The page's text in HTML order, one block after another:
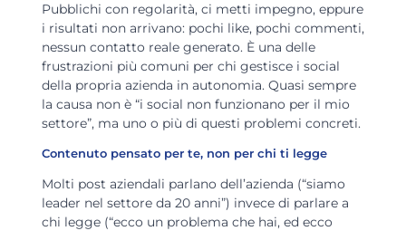
Pubblichi con regolarità, ci metti impegno, eppure
i risultati non arrivano: pochi like, pochi commenti,
nessun contatto reale generato. È una delle
frustrazioni più comuni per chi gestisce i social
della propria azienda in autonomia. Quasi sempre
la causa non è “i social non funzionano per il mio
settore”, ma uno o più di questi problemi concreti.
Contenuto pensato per te, non per chi ti legge
Molti post aziendali parlano dell’azienda (“siamo
leader nel settore da 20 anni”) invece di parlare a
chi legge (“ecco un problema che hai, ed ecco